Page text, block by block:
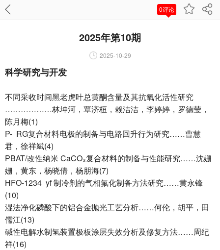
0评论
2025年第10期
2025-10-29
科学研究与开发
不同采收时间黑老虎叶总黄酮含量及其抗氧化活性研究
………………林坤河，覃济桓，赖洁洁，李婷婷，罗德莹，
陈月梅(1)
P- RG复合材料电极的制备与电路回升行为研究……曹慧
君，徐祥斌(4)
PBAT/改性纳米 CaCO₃复合材料的制备与性能研究……沈姗
姗，黄东，杨晓倩，杨朋海(7)
HFO-1234 yf 制冷剂的气相氟化制备方法研究……黄永锋
(10)
湿法净化磷酸下的铝合金抛光工艺分析……何伦，胡平，田
儒江(13)
碱性电解水制氢装置极板涂层失效分析及修复方法……周纪
祥(16)